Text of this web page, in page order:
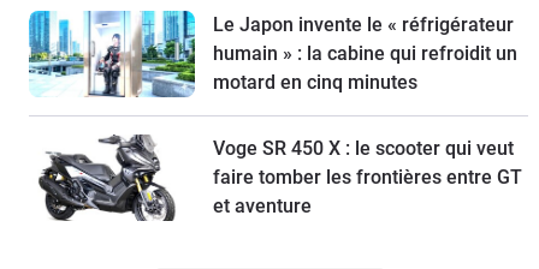
Le Japon invente le « réfrigérateur
humain » : la cabine qui refroidit un
motard en cinq minutes
Voge SR 450 X : le scooter qui veut
faire tomber les frontières entre GT
et aventure